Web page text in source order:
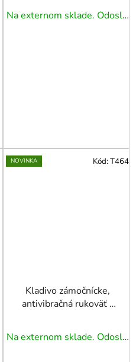
Na externom sklade. Odoslanie 3 - 5 prac. dní.
NOVINKA
Kladivo zámočnícke,
antivibračná rukoväť -
Na externom sklade. Odoslanie 3 - 5 prac. dní.
Kód:T464